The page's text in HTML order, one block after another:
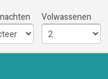
Volwassenen